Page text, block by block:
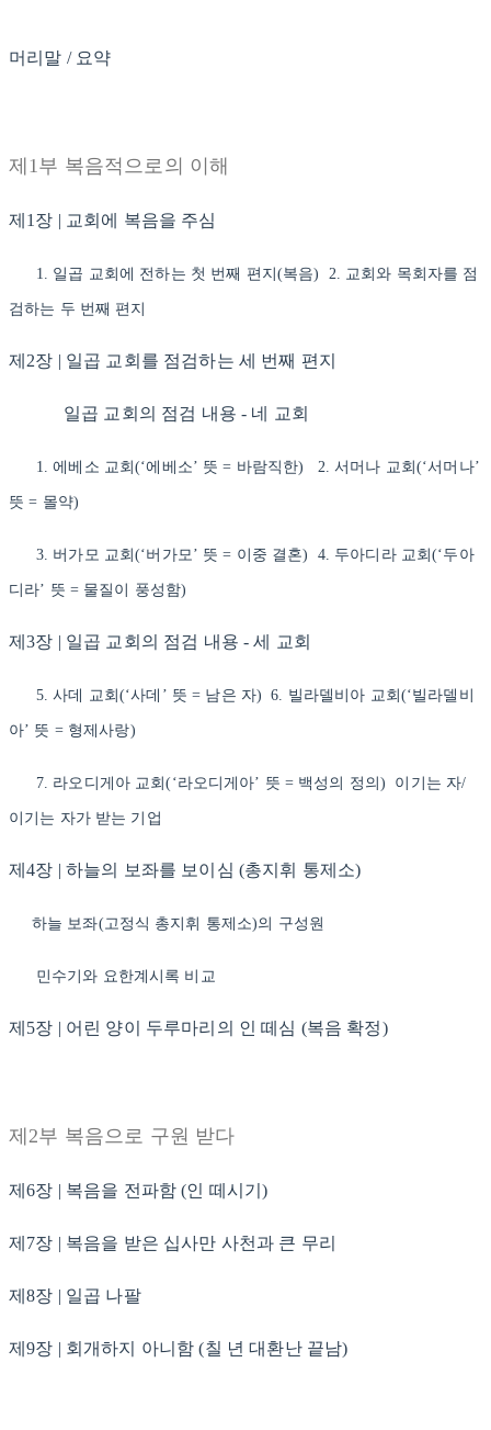
머리말 / 요약
제1부 복음적으로의 이해
제1장 | 교회에 복음을 주심
1. 일곱 교회에 전하는 첫 번째 편지(복음) 2. 교회와 목회자를 점
검하는 두 번째 편지
제2장 | 일곱 교회를 점검하는 세 번째 편지
일곱 교회의 점검 내용 - 네 교회
1. 에베소 교회(‘에베소’ 뜻 = 바람직한) 2. 서머나 교회(‘서머나’
뜻 = 몰약)
3. 버가모 교회(‘버가모’ 뜻 = 이중 결혼) 4. 두아디라 교회(‘두아
디라’ 뜻 = 물질이 풍성함)
제3장 | 일곱 교회의 점검 내용 - 세 교회
5. 사데 교회(‘사데’ 뜻 = 남은 자) 6. 빌라델비아 교회(‘빌라델비
아’ 뜻 = 형제사랑)
7. 라오디게아 교회(‘라오디게아’ 뜻 = 백성의 정의) 이기는 자/
이기는 자가 받는 기업
제4장 | 하늘의 보좌를 보이심 (총지휘 통제소)
하늘 보좌(고정식 총지휘 통제소)의 구성원
민수기와 요한계시록 비교
제5장 | 어린 양이 두루마리의 인 떼심 (복음 확정)
제2부 복음으로 구원 받다
제6장 | 복음을 전파함 (인 떼시기)
제7장 | 복음을 받은 십사만 사천과 큰 무리
제8장 | 일곱 나팔
제9장 | 회개하지 아니함 (칠 년 대환난 끝남)